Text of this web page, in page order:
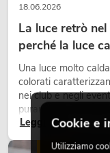
18.06.2026
La luce retrò
perché la luce
Una luce molto
colorati
nei club e negli
puramente
in modo
Leggi oraCookie e
Utilizziamo